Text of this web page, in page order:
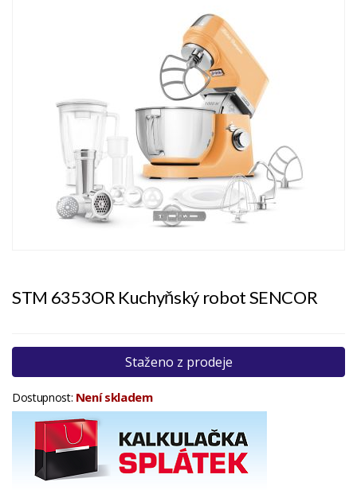
STM 6353OR Kuchyňský robot SENCOR
Staženo z prodeje
Dostupnost: Není skladem